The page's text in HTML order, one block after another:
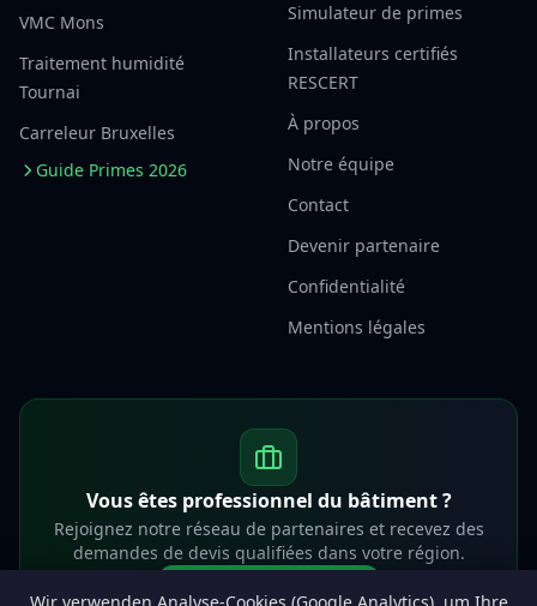
VMC Mons
Traitement humidité
Tournai
Carreleur Bruxelles
Guide Primes 2026
Simulateur de primes
Installateurs certifiés
RESCERT
À propos
Notre équipe
Contact
Devenir partenaire
Confidentialité
Mentions légales
Vous êtes professionnel du bâtiment ?
Rejoignez notre réseau de partenaires et recevez des
demandes de devis qualifiées dans votre région.